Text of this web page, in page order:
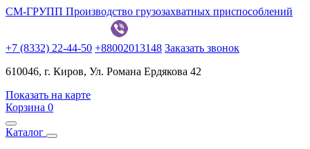
СМ-ГРУПП Производство грузозахватных приспособлений
+7 (8332) 22-44-50 +88002013148 Заказать звонок
610046, г. Киров, Ул. Романа Ердякова 42
Показать на карте
Корзина 0
Каталог